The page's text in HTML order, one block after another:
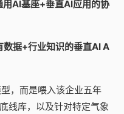
AI基座+垂直AI应用的协
据+行业知识的垂直AI A
，而是喂入该企业五年
线库，以及针对特定气象